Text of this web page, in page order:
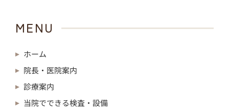
MENU
ホーム
院長・医院案内
診療案内
当院でできる検査・設備